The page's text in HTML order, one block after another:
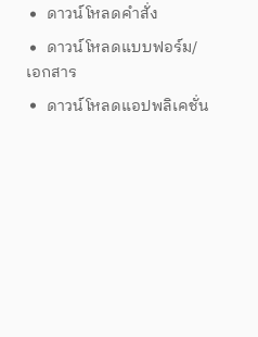
ดาวน์โหลดคำสั่ง
ดาวน์โหลดแบบฟอร์ม/
เอกสาร
ดาวน์โหลดแอปพลิเคชั่น